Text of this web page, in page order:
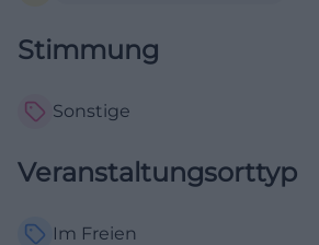
Stimmung
Sonstige
Veranstaltungsorttyp
Im Freien